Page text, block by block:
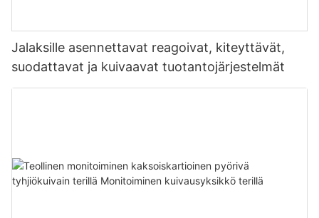
Jalaksille asennettavat reagoivat, kiteyttävät,
suodattavat ja kuivaavat tuotantojärjestelmät